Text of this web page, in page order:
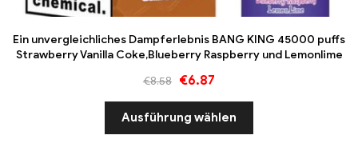
Ein unvergleichliches Dampferlebnis BANG KING 45000 puffs
Strawberry Vanilla Coke,Blueberry Raspberry und Lemonlime
€8.58 €6.87
Ausführung wählen